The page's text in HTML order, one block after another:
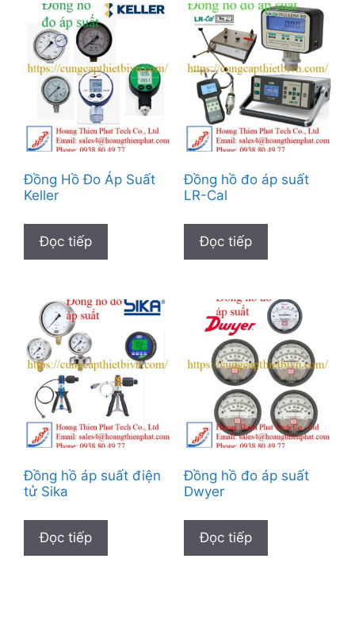
Đồng Hồ Đo Áp Suất
Keller
Đọc tiếp
Đồng hồ đo áp suất
LR-Cal
Đọc tiếp
Đồng hồ áp suất điện
tử Sika
Đọc tiếp
Đồng hồ đo áp suất
Dwyer
Đọc tiếp